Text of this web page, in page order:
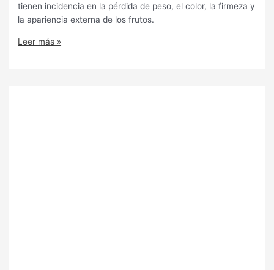
tienen incidencia en la pérdida de peso, el color, la firmeza y
la apariencia externa de los frutos.
Leer más »